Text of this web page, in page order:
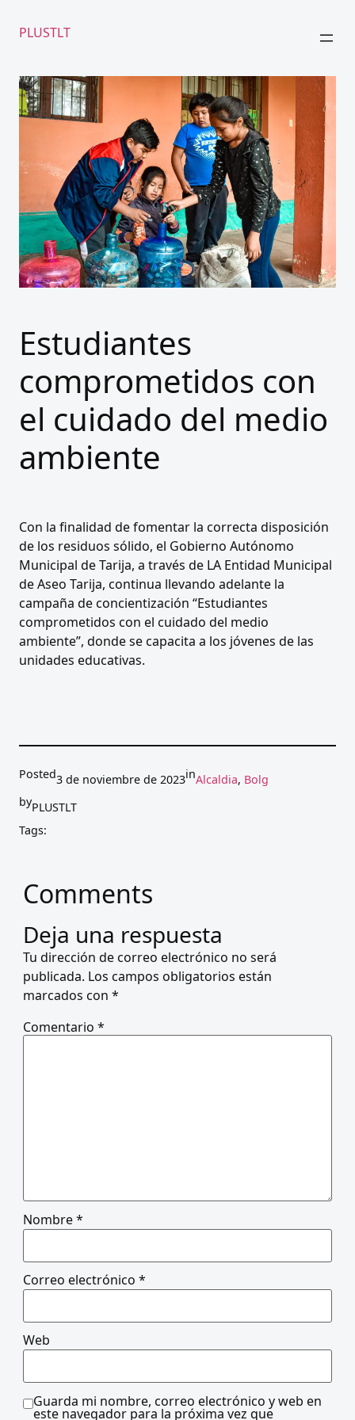
PLUSTLT
Estudiantes
comprometidos con
el cuidado del medio
ambiente
Con la finalidad de fomentar la correcta disposición
de los residuos sólido, el Gobierno Autónomo
Municipal de Tarija, a través de LA Entidad Municipal
de Aseo Tarija, continua llevando adelante la
campaña de concientización “Estudiantes
comprometidos con el cuidado del medio
ambiente”, donde se capacita a los jóvenes de las
unidades educativas.
Posted3 de noviembre de 2023inAlcaldia, Bolg
byPLUSTLT
Tags:
Comments
Deja una respuesta
Tu dirección de correo electrónico no será
publicada. Los campos obligatorios están
marcados con *
Comentario *
Nombre*
Correo electrónico *
Web
Guarda mi nombre, correo electrónico y web en
este navegador para la próxima vez que